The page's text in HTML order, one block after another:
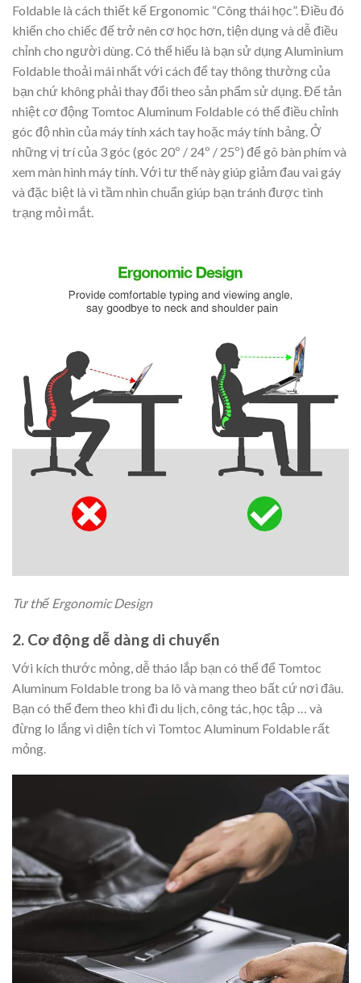
Foldable là cách thiết kế Ergonomic “Công thái học”. Điều đó
khiến cho chiếc đế trở nên cơ học hơn, tiện dụng và dễ điều
chỉnh cho người dùng. Có thể hiểu là bạn sử dụng Aluminium
Foldable thoải mái nhất với cách để tay thông thường của
bạn chứ không phải thay đổi theo sản phẩm sử dụng. Đế tản
nhiệt cơ động Tomtoc Aluminum Foldable có thể điều chỉnh
góc độ nhìn của máy tính xách tay hoặc máy tính bảng. Ở
những vị trí của 3 góc (góc 20º / 24º / 25º) để gõ bàn phím và
xem màn hình máy tính. Với tư thế này giúp giảm đau vai gáy
và đặc biệt là vì tầm nhìn chuẩn giúp bạn tránh được tình
trạng mỏi mắt.
Tư thế Ergonomic Design
2. Cơ động dễ dàng di chuyển
Với kích thước mỏng, dễ tháo lắp bạn có thể để Tomtoc
Aluminum Foldable trong ba lô và mang theo bất cứ nơi đâu.
Bạn có thể đem theo khi đi du lịch, công tác, học tập … và
đừng lo lắng vì diện tích vì Tomtoc Aluminum Foldable rất
mỏng.